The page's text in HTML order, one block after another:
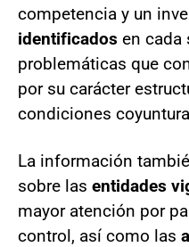
competencia y un
identificados en cada
problemáticas que
por su carácter
condiciones
La información
sobre las entidades
mayor atención por
control, así como las